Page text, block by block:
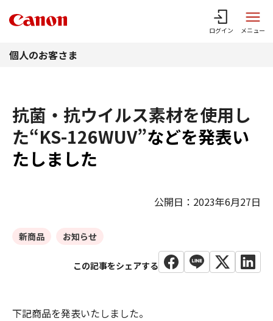
ログイン メニュー
個人のお客さま
抗菌・抗ウイルス素材を使用し
た“KS-126WUV”などを発表い
たしました
公開日：2023年6月27日
新商品 お知らせ
下記商品を発表いたしました。